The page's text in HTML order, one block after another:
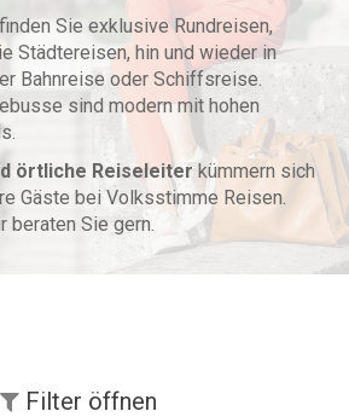
Sie exklusive Rundreisen,
Städtereisen, hin und wieder in
Bahnreise oder Schiffsreise.
sind modern mit hohen
örtliche Reiseleiterkümmern sich
Gäste bei Volksstimme Reisen.
beraten Sie gern.
Filter öffnen